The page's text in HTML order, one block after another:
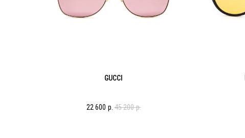
GUCCI
22 600 р. 45 200 р.